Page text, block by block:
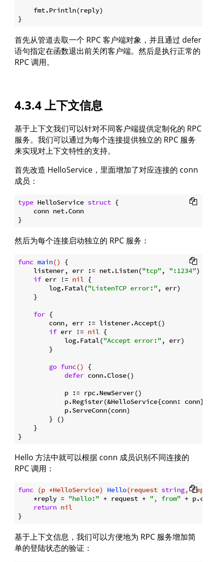
    fmt.Println(reply)
首先从管道去取一个 RPC 客户端对象，并且通过 defer
语句指定在函数退出前关闭客户端。然后是执行正常的
RPC 调用。
4.3.4 上下文信息
基于上下文我们可以针对不同客户端提供定制化的 RPC
服务。我们可以通过为每个连接提供独立的 RPC 服务
来实现对上下文特性的支持。
首先改造 HelloService，里面增加了对应连接的 conn
成员：
type HelloService struct {
    conn net.Conn
然后为每个连接启动独立的 RPC 服务：
func main()
{
    listener, err := net.Listen(
"tcp" , ":1234")
if err != nil
{
        log.Fatal(
"ListenTCP error:" , err)
    }
for {
        conn, err := listener.Accept()
if err != nil
{
            log.Fatal(
"Accept error:" , err)
        }
go func()
{
defer conn.Close()
            p := rpc.NewServer()
            p.Register(&HelloService{conn: conn})
            p.ServeConn(conn)
        } ()
    }
Hello 方法中就可以根据 conn 成员识别不同连接的
RPC 调用：
func (p *HelloService) Hello(request string, reply
    *reply =
"hello:" + request + ", from" +
return nil
基于上下文信息，我们可以方便地为 RPC 服务增加简
单的登陆状态的验证：